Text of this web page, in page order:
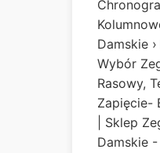
Damskie
Wybór
Rasowy,
Zapięcie-
| Sklep
Damskie -